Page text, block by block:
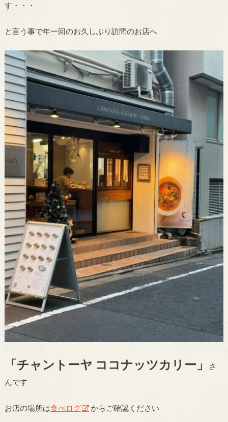
す・・・
と言う事で年一回のお久しぶり訪問のお店へ
「チャントーヤ ココナッツカリー」
さ
んです
お店の場所は食べログ からご確認ください